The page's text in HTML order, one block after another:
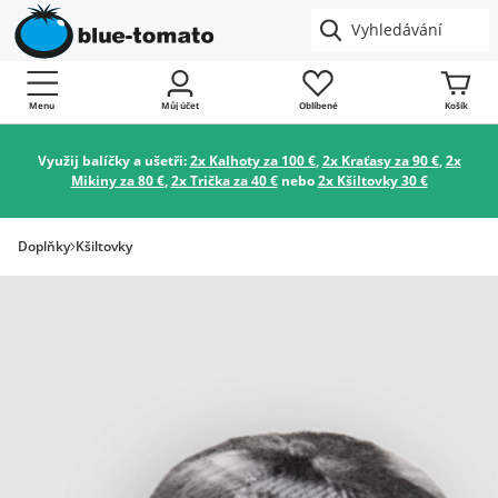
Menu Můj účet Oblíbené Košík
Využij balíčky a ušetři:2x Kalhoty za 100 €,2x Kraťasy za 90 €,2x
Mikiny za 80 €,2x Trička za 40 €nebo2x Kšiltovky 30 €
Doplňky Kšiltovky